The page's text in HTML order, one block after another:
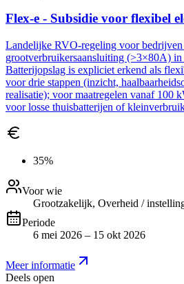
Flex-e - Subsidie voor flexibel
Landelijke RVO-regeling voor bedrijven
grootverbruikersaansluiting (>3×80A) in
Batterijopslag is expliciet erkend als
voor drie stappen (inzicht,
realisatie); voor maatregelen vanaf 100
voor losse thuisbatterijen of
35%
Voor wie
Grootzakelijk, Overheid /
Periode
6 mei 2026 – 15 okt 2026
Meer informatie
Deels open